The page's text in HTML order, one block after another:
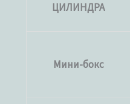
ЦИЛИНДРА
Мини-бокс